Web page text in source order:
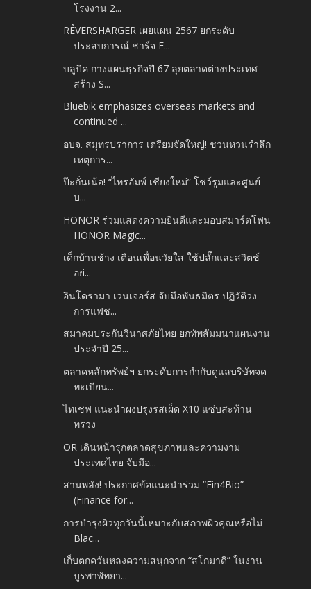
โรงงาน 2...
RÊVERSHARGER เผยแผน 2567 ยกระดับ
ประสบการณ์ ชาร์จ E...
บลูบิค กางแผนธุรกิจปี 67 ลุยตลาดต่างประเทศ
สร้าง S...
Bluebik emphasizes overseas markets and
continued ...
อบจ. สมุทรปราการ เตรียมจัดใหญ่! ชวนหวนรำลึก
เหตุการ...
ป๊ะกั่นเน้อ! “ไทรอัมพ์ เชียงใหม่” โชว์รูมและศูนย์
บ...
HONOR ร่วมแสดงความยินดีและมอบสมาร์ตโฟน
HONOR Magic...
เด็กบ้านช้าง เตือนเพื่อนวัยใส ใช้ปลั๊กและสวิตช์
อย่...
อินโดรามา เวนเจอร์ส จับมือพันธมิตร ปฏิวัติวง
การแฟช...
สมาคมประกันวินาศภัยไทย ยกทัพสัมมนาแผนงาน
ประจำปี 25...
ตลาดหลักทรัพย์ฯ ยกระดับการกำกับดูแลบริษัทจด
ทะเบียน...
ไทเชฟ แนะนำผงปรุงรสเผ็ด X10 แซ่บสะท้าน
ทรวง
OR เดินหน้ารุกตลาดสุขภาพและความงาม
ประเทศไทย จับมือ...
สานพลัง! ประกาศข้อแนะนำร่วม “Fin4Bio”
(Finance for...
การบำรุงผิวทุกวันนี้เหมาะกับสภาพผิวคุณหรือไม่
Blac...
เก็บตกควันหลงความสนุกจาก “สโกมาดิ” ในงาน
บูรพาพัทยา...